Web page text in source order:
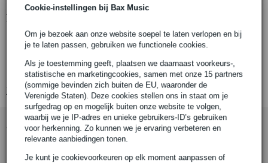
Cookie-instellingen bij Bax Music
Om je bezoek aan onze website soepel te laten verlopen en bij
je te laten passen, gebruiken we functionele cookies.
Als je toestemming geeft, plaatsen we daarnaast voorkeurs-,
statistische en marketingcookies, samen met onze 15 partners
(sommige bevinden zich buiten de EU, waaronder de
Verenigde Staten). Deze cookies stellen ons in staat om je
surfgedrag op en mogelijk buiten onze website te volgen,
waarbij we je IP-adres en unieke gebruikers-ID’s gebruiken
voor herkenning. Zo kunnen we je ervaring verbeteren en
relevante aanbiedingen tonen.
Je kunt je cookievoorkeuren op elk moment aanpassen of
Productinformatie
part number: T24901
buisdiameter: Ø48.3 mm
Bekijk alle productspecificaties
Accessoires (9)